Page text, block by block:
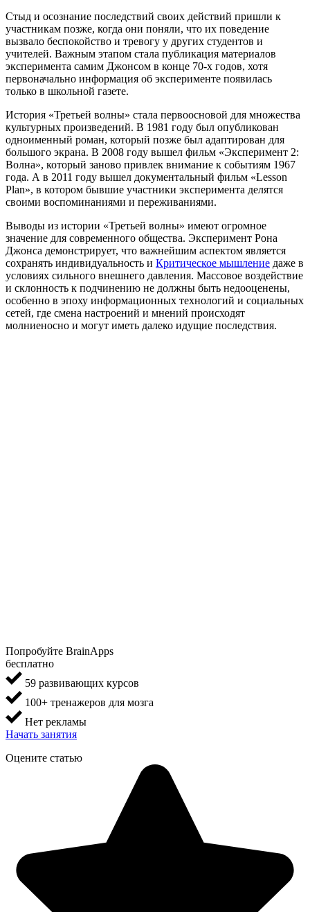
Стыд и осознание последствий своих действий пришли к
участникам позже, когда они поняли, что их поведение
вызвало беспокойство и тревогу у других студентов и
учителей. Важным этапом стала публикация материалов
эксперимента самим Джонсом в конце 70-х годов, хотя
первоначально информация об эксперименте появилась
только в школьной газете.
История «Третьей волны» стала первоосновой для множества
культурных произведений. В 1981 году был опубликован
одноименный роман, который позже был адаптирован для
большого экрана. В 2008 году вышел фильм «Эксперимент 2:
Волна», который заново привлек внимание к событиям 1967
года. А в 2011 году вышел документальный фильм «Lesson
Plan», в котором бывшие участники эксперимента делятся
своими воспоминаниями и переживаниями.
Выводы из истории «Третьей волны» имеют огромное
значение для современного общества. Эксперимент Рона
Джонса демонстрирует, что важнейшим аспектом является
сохранять индивидуальность и Критическое мышление даже в
условиях сильного внешнего давления. Массовое воздействие
и склонность к подчинению не должны быть недооценены,
особенно в эпоху информационных технологий и социальных
сетей, где смена настроений и мнений происходят
молниеносно и могут иметь далеко идущие последствия.
Попробуйте BrainApps
бесплатно
59 развивающих курсов
100+ тренажеров для мозга
Нет рекламы
Начать занятия
Оцените статью